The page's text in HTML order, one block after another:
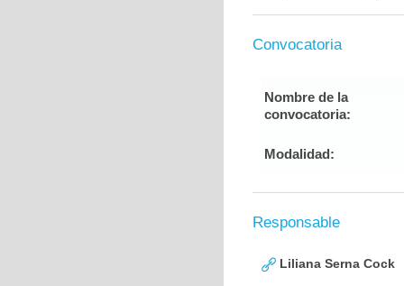
Convocatoria
Nombre de la
convocatoria:
Modalidad:
Responsable
Liliana Serna Cock